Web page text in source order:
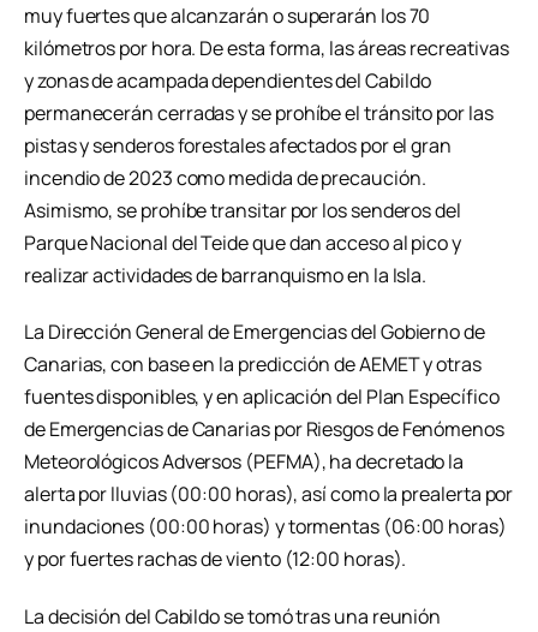
muy fuertes que alcanzarán o superarán los 70
kilómetros por hora. De esta forma, las áreas recreativas
y zonas de acampada dependientes del Cabildo
permanecerán cerradas y se prohíbe el tránsito por las
pistas y senderos forestales afectados por el gran
incendio de 2023 como medida de precaución.
Asimismo, se prohíbe transitar por los senderos del
Parque Nacional del Teide que dan acceso al pico y
realizar actividades de barranquismo en la Isla.
La Dirección General de Emergencias del Gobierno de
Canarias, con base en la predicción de AEMET y otras
fuentes disponibles, y en aplicación del Plan Específico
de Emergencias de Canarias por Riesgos de Fenómenos
Meteorológicos Adversos (PEFMA), ha decretado la
alerta por lluvias (00:00 horas), así como la prealerta por
inundaciones (00:00 horas) y tormentas (06:00 horas)
y por fuertes rachas de viento (12:00 horas).
La decisión del Cabildo se tomó tras una reunión